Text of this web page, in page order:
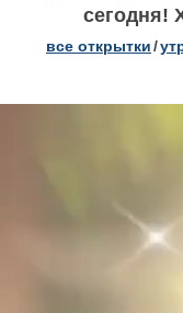
сегодня!
все открытки/